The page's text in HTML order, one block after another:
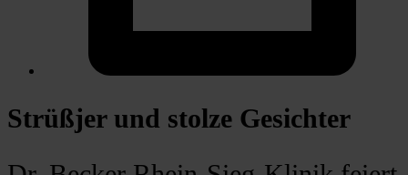
Strüßjer und stolze Gesichter